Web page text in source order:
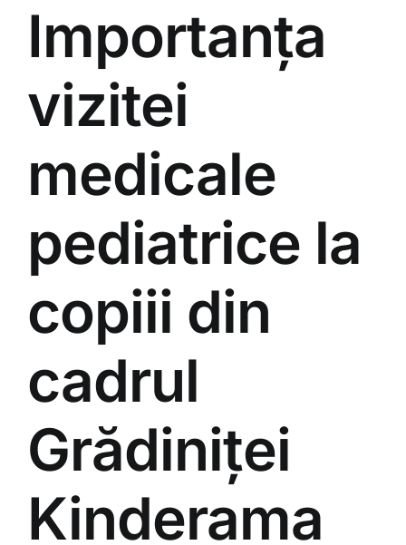
Importanța
vizitei
medicale
pediatrice la
copiii din
cadrul
Grădiniței
Kinderama